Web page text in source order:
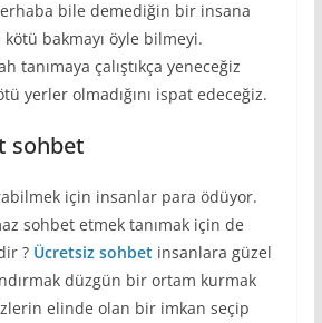
bile demediğin bir insana
kötü bakmayı öyle bilmeyi.
tanımaya çalıştıkça yeneceğiz
yerler olmadığını ispat edeceğiz.
sohbet
için insanlar para ödüyor.
sohbet etmek tanımak için de
? Ücretsiz sohbet insanlara güzel
düzgün bir ortam kurmak
elinde olan bir imkan seçip